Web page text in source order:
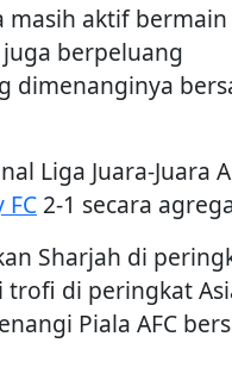
masih aktif bermain
berpeluang
dimenanginya
Liga Juara-Juara
FC 2-1 secara
Sharjah di
trofi di peringkat
Piala AFC